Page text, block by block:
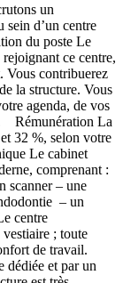
un
d’un centre
du poste Le
ce centre,
Vous contribuerez
la structure. Vous
agenda, de vos
Rémunération La
32 %, selon votre
Le cabinet
comprenant :
scanner – une
– un
centre
; toute
de travail.
dédiée et par un